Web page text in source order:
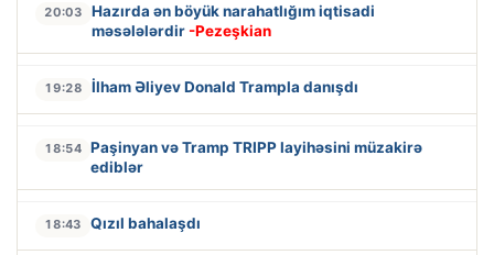
20:03
Hazırda ən böyük narahatlığım iqtisadi
məsələlərdir -Pezeşkian
19:28 İlham Əliyev Donald Trampla danışdı
18:54 Paşinyan və Tramp TRIPP layihəsini müzakirə
ediblər
18:43 Qızıl bahalaşdı